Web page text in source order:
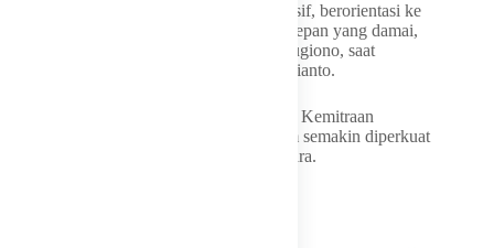
“Kerja sama regional kita harus tetap kohesif, berorientasi ke
luar, dan adaptif untuk memastikan masa depan yang damai,
makmur, dan tangguh bagi semua,” ujar Sugiono, saat
berpidato mewakili Presiden Prabowo Subianto.
Sugiono juga menyampaikan harapan agar Kemitraan
Strategis Komprehensif Indonesia-Vietnam semakin diperkuat
demi kesejahteraan masyarakat kedua negara.